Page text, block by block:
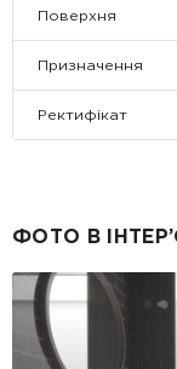
Поверхня
Призначення
Ректифікат
ФОТО В